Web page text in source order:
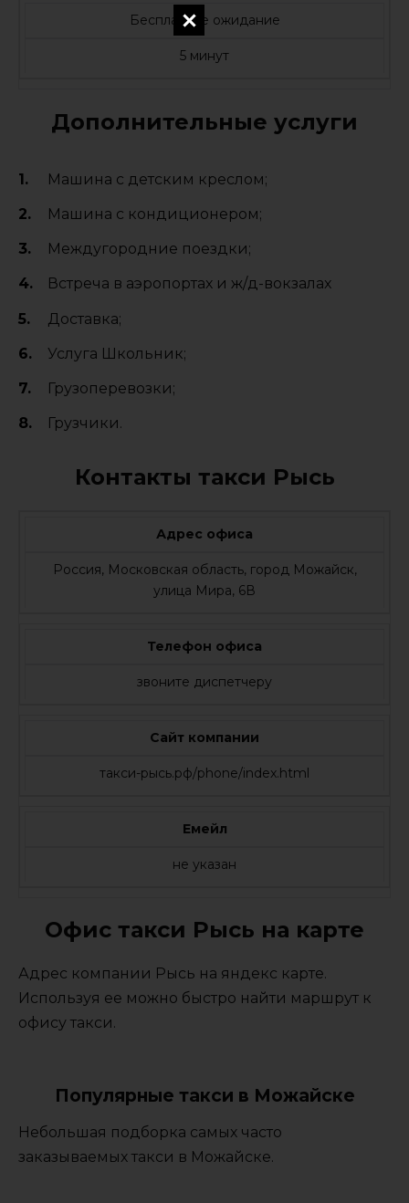
Бесплатное ожидание
5 минут
Дополнительные услуги
Машина с детским креслом;
Машина с кондиционером;
Междугородние поездки;
Встреча в аэропортах и ж/д-вокзалах
Доставка;
Услуга Школьник;
Грузоперевозки;
Грузчики.
Контакты такси Рысь
Адрес офиса
Россия, Московская область, город Можайск,
улица Мира, 6В
Телефон офиса
звоните диспетчеру
Сайт компании
такси-рысь.рф/phone/index.html
Емейл
не указан
Офис такси Рысь на карте
Адрес компании Рысь на яндекс карте.
Используя ее можно быстро найти маршрут к
офису такси.
Популярные такси в Можайске
Небольшая подборка самых часто
заказываемых такси в Можайске.